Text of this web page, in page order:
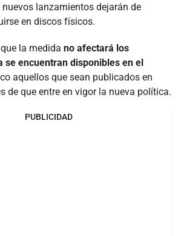
lanzamientos dejarán de
en discos físicos.
la medida no afectará los
se encuentran disponibles en el
aquellos que sean publicados en
de que entre en vigor la nueva política.
PUBLICIDAD